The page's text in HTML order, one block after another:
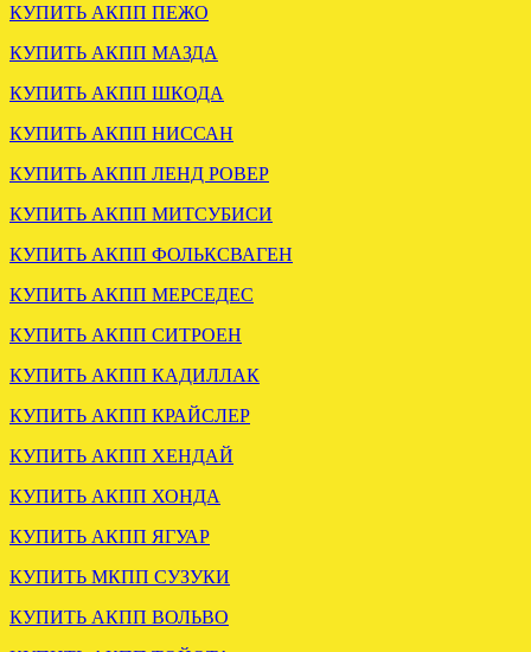
ОТПРАВЛЕНА АКПП
МЕРСЕДЕС W211 2.7
.
Отправлена АКПП DSG 6
VW PASSAT 2.0 KMX
КУПИТЬ АКПП ПЕЖО
КУПИТЬ АКПП МАЗДА
КУПИТЬ АКПП ШКОДА
КУПИТЬ АКПП НИССАН
КУПИТЬ АКПП ЛЕНД РОВЕР
КУПИТЬ АКПП МИТСУБИСИ
КУПИТЬ АКПП ФОЛЬКСВАГЕН
КУПИТЬ АКПП МЕРСЕДЕС
КУПИТЬ АКПП СИТРОЕН
КУПИТЬ АКПП КАДИЛЛАК
КУПИТЬ АКПП КРАЙСЛЕР
КУПИТЬ АКПП ХЕНДАЙ
КУПИТЬ АКПП ХОНДА
КУПИТЬ АКПП ЯГУАР
КУПИТЬ МКПП СУЗУКИ
КУПИТЬ АКПП ВОЛЬВО